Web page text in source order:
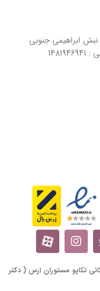
نبش ابراهیمی جنوبی
تکاپو مستوران ارس ( دکتر